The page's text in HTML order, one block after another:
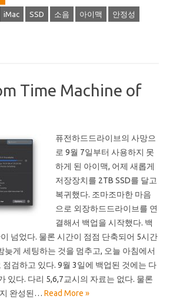
iMac SSD 소음 아이맥 안정성
Time Machine of
퓨전하드드라이브의 사망으
로 9월 7일부터 사용하지 못
하게 된 아이맥, 어제 새롭게
저장장치를 2TB SSD를 달고
복귀했다. 조마조마한 마음
으로 외장하드드라이브를 연
결해서 백업을 시작했다. 백
넘었다. 물론 시간이 점점 단축되어 5시간
늦게 세팅하는 것을 멈추고, 오늘 아침에서
검하고 있다. 9월 3일에 백업된 것에는 다
있다. 다리 5,6,7교시의 자료는 없다. 물론
완성된… Read More »